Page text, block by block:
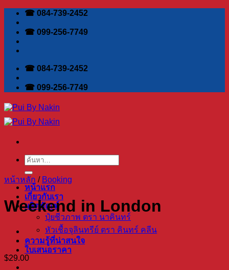
Skip
content
☎ 084-739-2452
☎ 099-256-7749
☎ 084-739-2452
☎ 099-256-7749
ค้นหา:
หน้าแรก
เกี่ยวกับเรา
ผลิตภัณฑ์
ปุ๋ยชีวภาพ ตรา นาคินทร์
หัวเชื้อจุลินทรีย์ ตรา คินทร์ คลีน
ความรู้ที่น่าสนใจ
ใบเสนอราคา
หน้าหลัก / Booking
Weekend in London
$29.00